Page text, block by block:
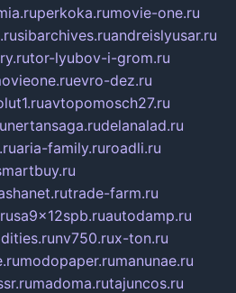
perkoka.rumovie-one.ru
sibarchives.ruandreislyusar.ru
tor-lyubov-i-grom.ru
evro-dez.ru
avtopomosch27.ru
nertansaga.rudelanalad.ru
aria-family.ruroadli.ru
trade-farm.ru
autodamp.ru
nv750.rux-ton.ru
modopaper.rumanunae.ru
madoma.rutajuncos.ru